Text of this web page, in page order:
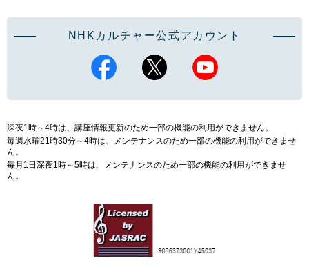
NHKカルチャー公式アカウント
深夜1時～4時は、講座情報更新のため一部の機能の利用ができません。
毎週水曜21時30分～4時は、メンテナンスのため一部の機能の利用ができませ
ん。
毎月1日深夜1時～5時は、メンテナンスのため一部の機能の利用ができませ
ん。